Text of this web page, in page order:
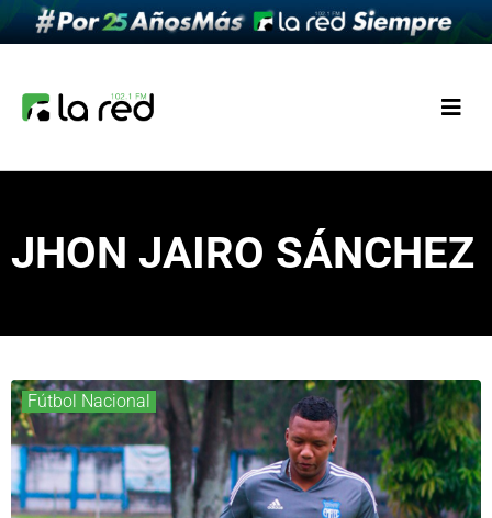
JHON JAIRO SÁNCHEZ
Fútbol Nacional